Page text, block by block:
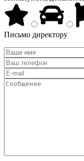
Письмо директору